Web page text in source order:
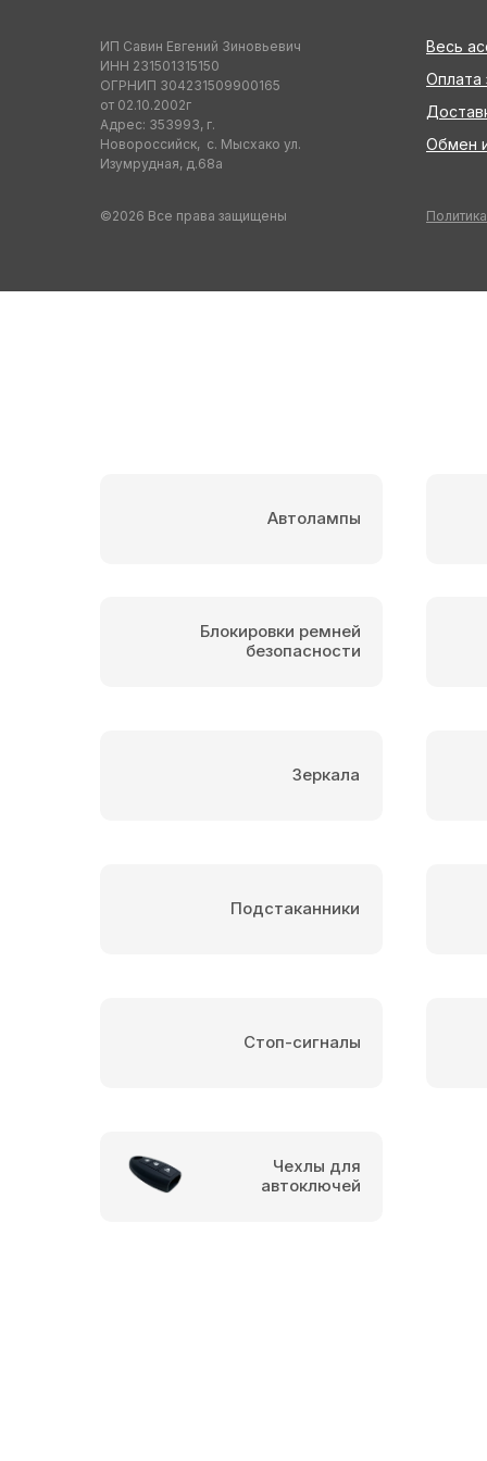
ИП Савин Евгений Зиновьевич
ИНН 231501315150
ОГРНИП 304231509900165
от 02.10.2002г
Адрес: 353993, г.
Новороссийск, с. Мысхако ул.
Изумрудная, д.68а
©2026 Все права защищены
Обмен
Оплата
Весь
Подстаканники
Автолампы
Зеркала
Стоп-сигналы
Блокировки ремней
безопасности
Чехлы для
автоключей